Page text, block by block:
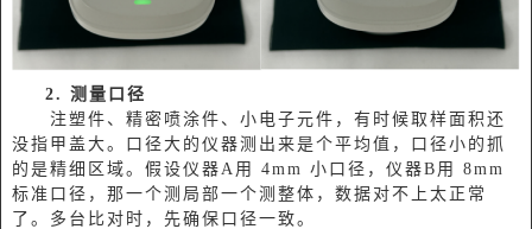
2. 测量口径
注塑件、精密喷涂件、小电子元件，有时候取样面积还
没指甲盖大。口径大的仪器测出来是个平均值，口径小的抓
的是精细区域。假设仪器A用 4mm 小口径，仪器B用 8mm
标准口径，那一个测局部一个测整体，数据对不上太正常
了。多台比对时，先确保口径一致。